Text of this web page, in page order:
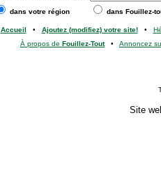
dans votre région dans Fouillez-
Accueil • Ajoutez (modifiez) votre site!•
À propos de Fouillez-Tout• Annoncez
Site